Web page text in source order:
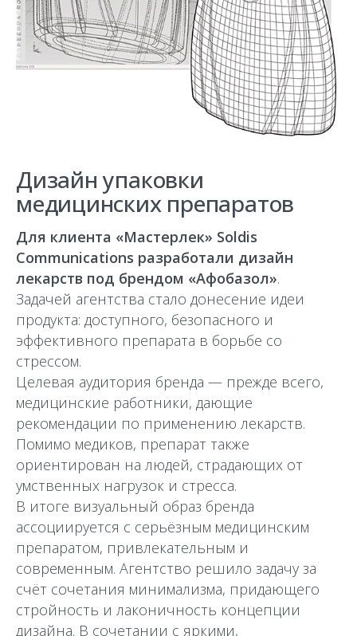
Дизайн упаковки
медицинских препаратов
Для клиента «Мастерлек» Soldis
Communications разработали дизайн
лекарств под брендом «Афобазол».
Задачей агентства стало донесение идеи
продукта: доступного, безопасного и
эффективного препарата в борьбе со
стрессом.
Целевая аудитория бренда — прежде всего,
медицинские работники, дающие
рекомендации по применению лекарств.
Помимо медиков, препарат также
ориентирован на людей, страдающих от
умственных нагрузок и стресса.
В итоге визуальный образ бренда
ассоциируется с серьёзным медицинским
препаратом, привлекательным и
современным. Агентство решило задачу за
счёт сочетания минимализма, придающего
стройность и лаконичность концепции
дизайна. В сочетании с яркими,